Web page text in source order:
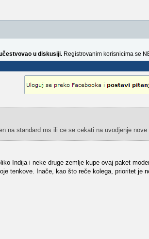
u diskusiji. Registrovanim korisnicima se
na standard ms ili ce se cekati na uvodjenje nove
Indija i neke druge zemlje kupe ovaj paket
tenkove. Inače, kao što reče kolega, prioritet je